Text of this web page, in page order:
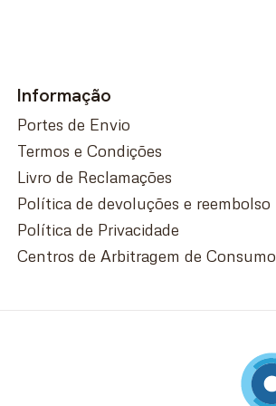
Informação
Portes de Envio
Termos e Condições
Livro de Reclamações
Política de devoluções e reembolso
Política de Privacidade
Centros de Arbitragem de Consumo